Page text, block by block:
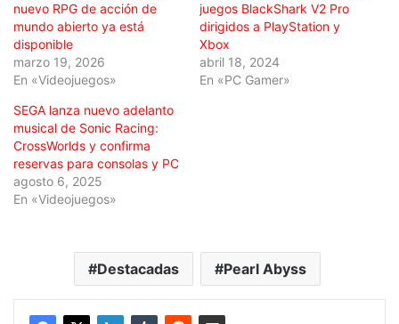
nuevo RPG de acción de
mundo abierto ya está
disponible
marzo 19, 2026
En «Videojuegos»
juegos BlackShark V2 Pro
dirigidos a PlayStation y
Xbox
abril 18, 2024
En «PC Gamer»
SEGA lanza nuevo adelanto
musical de Sonic Racing:
CrossWorlds y confirma
reservas para consolas y PC
agosto 6, 2025
En «Videojuegos»
Destacadas Pearl Abyss